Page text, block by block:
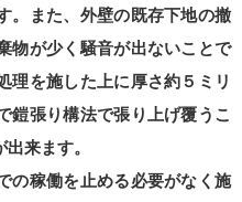
。また、外壁の既存下地の撤
物が少く騒音が出ないことで
理を施した上に厚さ約５ミリ
鎧張り構法で張り上げ覆うこ
来ます。
の稼働を止める必要がなく施